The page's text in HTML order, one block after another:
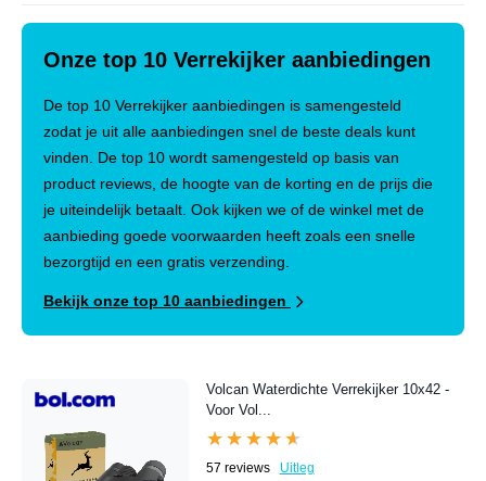
Onze top 10 Verrekijker aanbiedingen
De top 10 Verrekijker aanbiedingen is samengesteld
zodat je uit alle aanbiedingen snel de beste deals kunt
vinden. De top 10 wordt samengesteld op basis van
product reviews, de hoogte van de korting en de prijs die
je uiteindelijk betaalt. Ook kijken we of de winkel met de
aanbieding goede voorwaarden heeft zoals een snelle
bezorgtijd en een gratis verzending.
Bekijk onze top 10 aanbiedingen
Volcan Waterdichte Verrekijker 10x42 -
Voor Vol...
★★★★★
★★★★★
57 reviews Uitleg